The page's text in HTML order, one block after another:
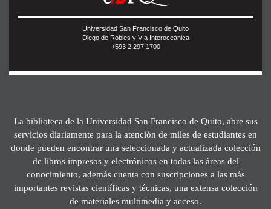
Universidad San Francisco de Quito
Diego de Robles y Vía Interoceánica
+593 2 297 1700
La biblioteca de la Universidad San Francisco de Quito, abre sus
servicios diariamente para la atención de miles de estudiantes en
donde pueden encontrar una seleccionada y actualizada colección
de libros impresos y electrónicos en todas las áreas del
conocimiento, además cuenta con suscripciones a las más
importantes revistas científicas y técnicas, una extensa colección
de materiales multimedia y acceso.